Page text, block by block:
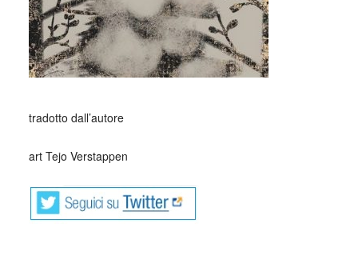
tradotto dall’autore
art Tejo Verstappen